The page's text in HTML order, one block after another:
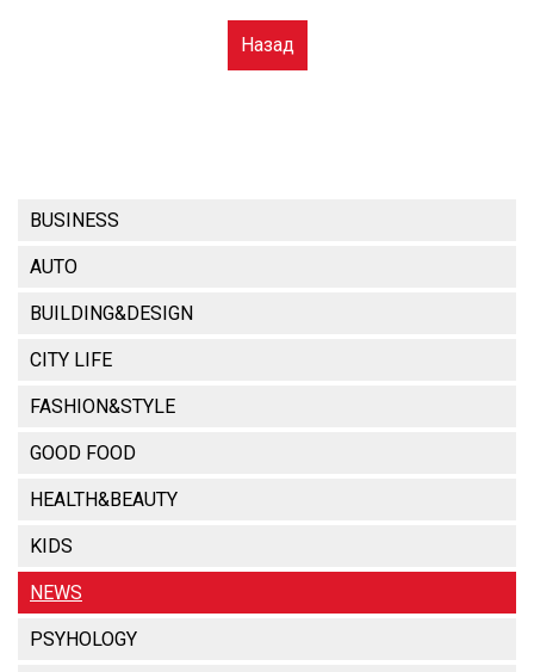
Назад
BUSINESS
AUTO
BUILDING&DESIGN
CITY LIFE
FASHION&STYLE
GOOD FOOD
HEALTH&BEAUTY
KIDS
NEWS
PSYHOLOGY